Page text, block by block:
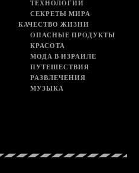
ТЕХНОЛОГИИ
СЕКРЕТЫ МИРА
КАЧЕСТВО ЖИЗНИ
ОПАСНЫЕ ПРОДУКТЫ
КРАСОТА
МОДА В ИЗРАИЛЕ
ПУТЕШЕСТВИЯ
РАЗВЛЕЧЕНИЯ
МУЗЫКА